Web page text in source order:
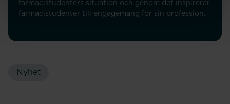
farmacistudenters situation och genom det inspirerar
farmacistudenter till engagemang för sin profession.
Nyhet